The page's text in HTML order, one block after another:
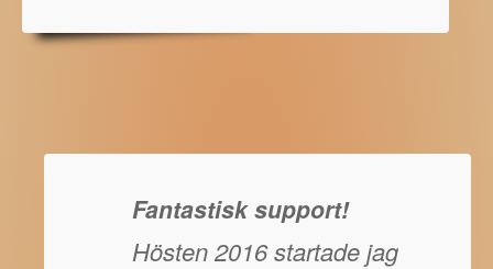
Fantastisk support!
Hösten 2016 startade jag